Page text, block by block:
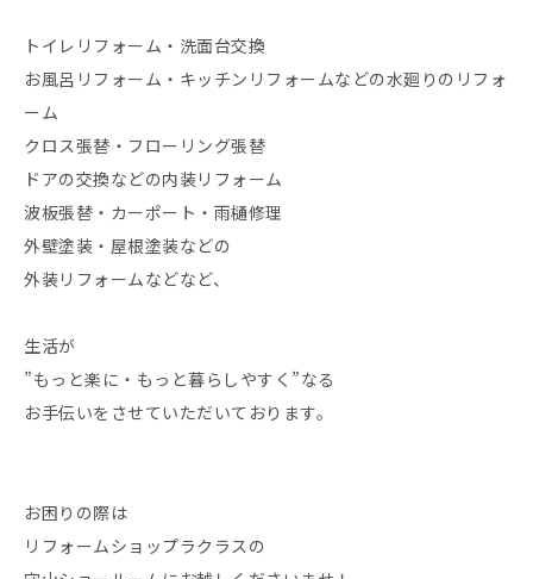
トイレリフォーム・洗面台交換
お風呂リフォーム・キッチンリフォームなどの水廻りのリフォ
ーム
クロス張替・フローリング張替
ドアの交換などの内装リフォーム
波板張替・カーポート・雨樋修理
外壁塗装・屋根塗装などの
外装リフォームなどなど、
生活が
”もっと楽に・もっと暮らしやすく”なる
お手伝いをさせていただいております。
お困りの際は
リフォームショップラクラスの